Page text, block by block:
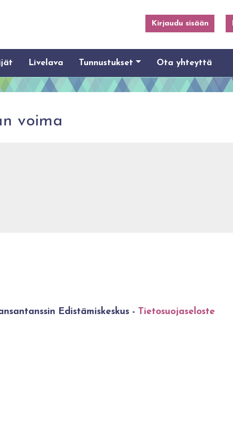
Kirjaudu sisään
Livelava Tunnustukset Ota yhteyttä
voima
Edistämiskeskus - Tietosuojaseloste